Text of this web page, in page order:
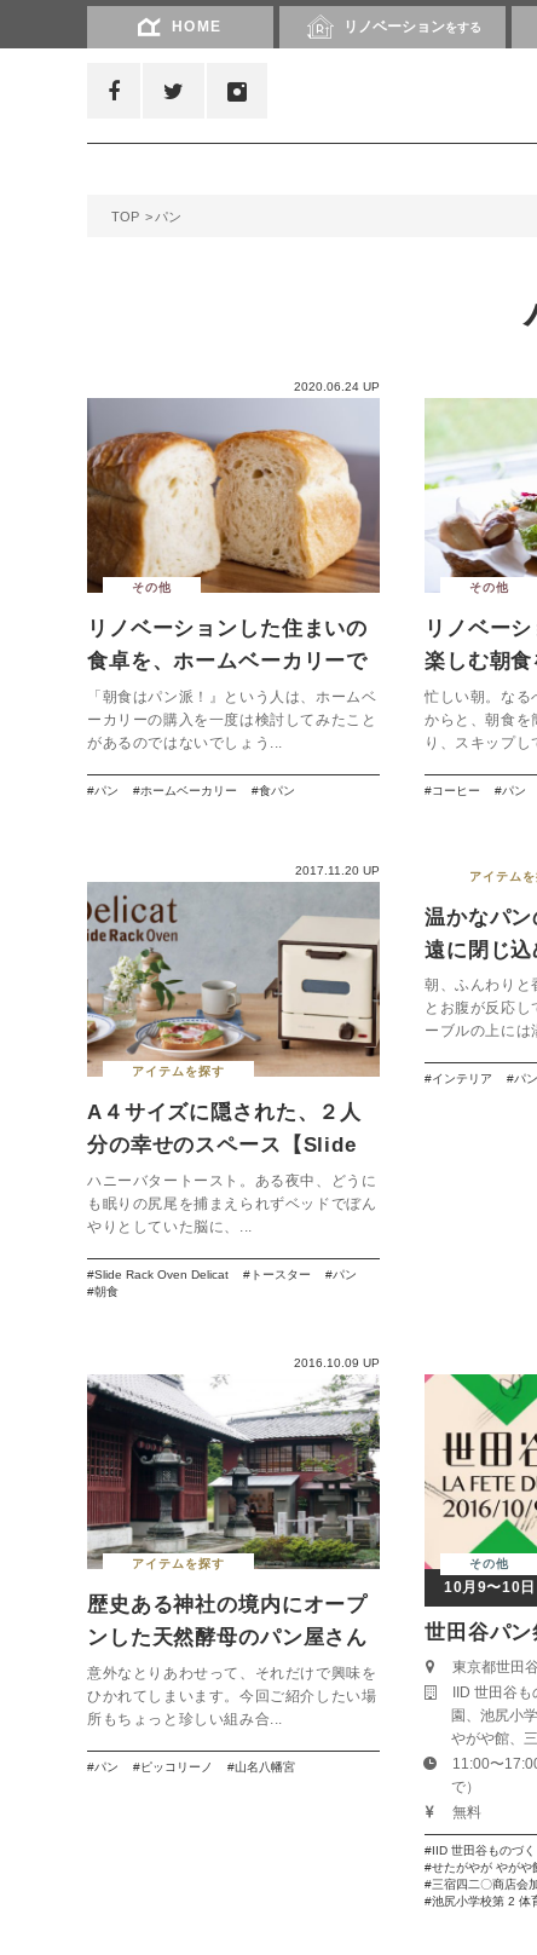
HOME リノベーションをする
TOP パン
2020.06.24 UP
その他
リノベーションした住まいの
食卓を、ホームベーカリーで
もっと豊かに
「朝食はパン派！』という人は、ホームベ
ーカリーの購入を一度は検討してみたこと
があるのではないでしょう...
パン ホームベーカリー 食パン
その他
リノベー
楽しむ朝
する5つの
忙しい朝。なる
からと、朝食を
り、スキップし
コーヒー パン
2017.11.20 UP
アイテムを探す
A４サイズに隠された、２人
分の幸せのスペース【Slide
Rack Oven Delicat】
ハニーバタートースト。ある夜中、どうに
も眠りの尻尾を捕まえられずベッドでぼん
やりとしていた脳に、...
Slide Rack Oven Delicat トースター
パン
朝食
アイテム
温かなパ
遠に閉じ
ェード】
朝、ふんわりと
とお腹が反応し
ーブルの上には
インテリア パン
2016.10.09 UP
アイテムを探す
歴史ある神社の境内にオープ
ンした天然酵母のパン屋さん
【PICCO LINO】
意外なとりあわせって、それだけで興味を
ひかれてしまいます。今回ご紹介したい場
所もちょっと珍しい組み合...
パン ピッコリーノ 山名八幡宮
その他
10月9〜10日
世田谷パン
東京都世田
IID 世田谷
園、池尻小
やがや館、
11:00〜
で）
無料
IID 世田谷ものづ
せたがやが やがや
三宿四二〇商店会
池尻小学校第 2 体